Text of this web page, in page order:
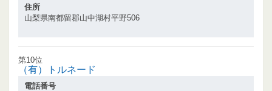
住所
山梨県南都留郡山中湖村平野506
第10位
（有）トルネード
電話番号